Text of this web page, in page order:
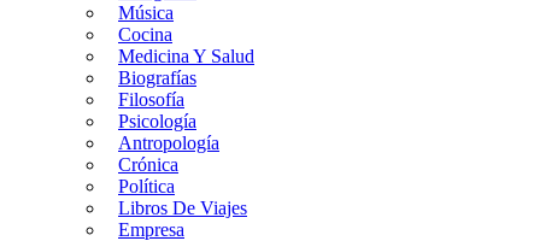
Música
Cocina
Medicina Y Salud
Biografías
Filosofía
Psicología
Antropología
Crónica
Política
Libros De Viajes
Empresa